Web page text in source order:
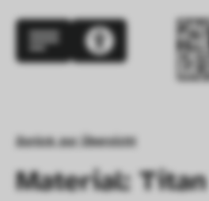
Zurück zur Übersicht
Material: Titan